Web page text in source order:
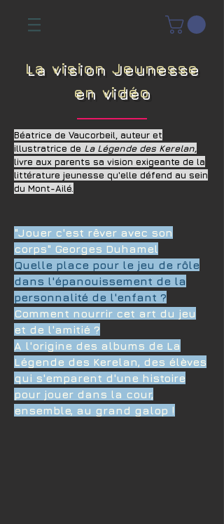
La vision Jeunesse
en vidéo
Béatrice de Vaucorbeil, auteur et
illustratrice de La Légende des Kerelan,
livre aux parents sa vision exigeante de la
littérature jeunesse qu'elle défend au sein
du Mont-Ailé.
"Jouer c'est rêver avec son
corps" Georges Duhamel
Quelle place pour le jeu de rôle
dans l'épanouissement de la
personnalité de l'enfant ?
Comment nourrir cet art du jeu
et de l'amitié ?
A l'origine des albums de La
Légende des Kerelan, des élèves
qui s'emparent d'une histoire
pour jouer dans la cour,
ensemble, au grand galop !